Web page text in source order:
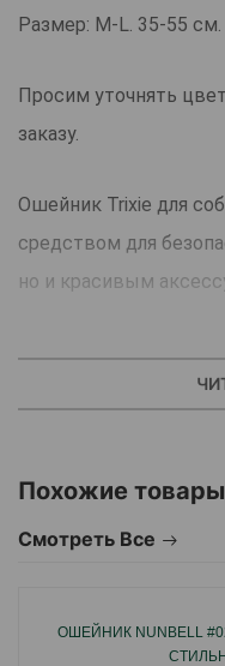
Размер: M-L. 35-55 см.
Просим уточнять
заказу.
Ошейник Trixie для
средством для
но и красивым
Ошейник очень
фиксируется на
Расстегивается
замка. Из такого же
поводка есть
Похожие товары
Смотреть Все
ОШЕЙНИК NUNBELL